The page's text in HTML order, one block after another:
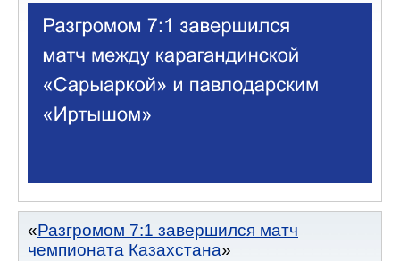
Разгромом 7:1 завершился матч
чемпионата Казахстана